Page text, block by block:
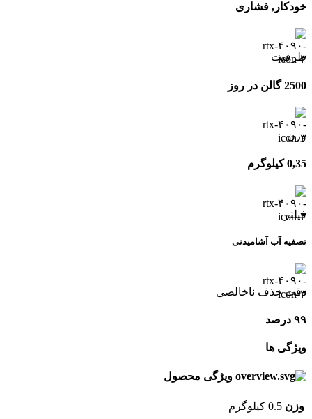
خودکار, فشاری
ظرفیت
2500 گالن در روز
وزن
0,35 کیلوگرم
فیلتر
تصفیه آب آشامیدنی
دقت حذف ناخالصی
۹۹ درصد
ویژگی ها
ویژگی محصول
وزن 0.5 کیلوگرم